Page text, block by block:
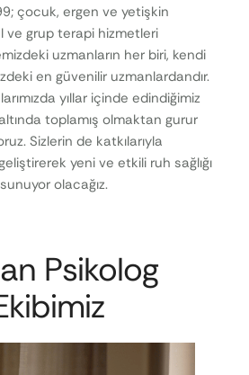
çocuk, ergen ve yetişkin
ve grup terapi hizmetleri
uzmanların her biri, kendi
en güvenilir uzmanlardandır.
yıllar içinde edindiğimiz
toplamış olmaktan gurur
Sizlerin de katkılarıyla
yeni ve etkili ruh sağlığı
olacağız.
Psikolog